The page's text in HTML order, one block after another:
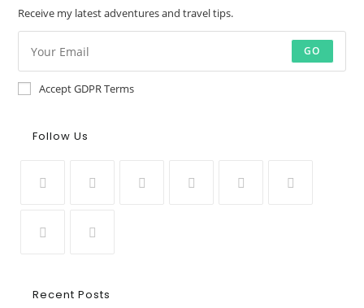
Receive my latest adventures and travel tips.
GO
Accept GDPR Terms
Follow Us
Recent Posts